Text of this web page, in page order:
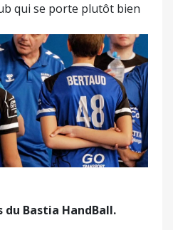
qui se porte plutôt bien
du Bastia HandBall.